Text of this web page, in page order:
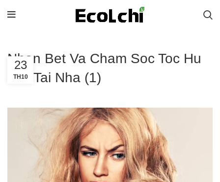
Nhan Bet Va Cham Soc Toc Hu
Ton Tai Nha (1)
23
TH10